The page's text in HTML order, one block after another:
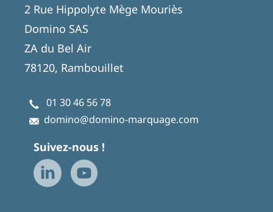
2 Rue Hippolyte Mège Mouriès
Domino SAS
ZA du Bel Air
78120, Rambouillet
01 30 46 56 78
domino@domino-marquage.com
Suivez-nous !